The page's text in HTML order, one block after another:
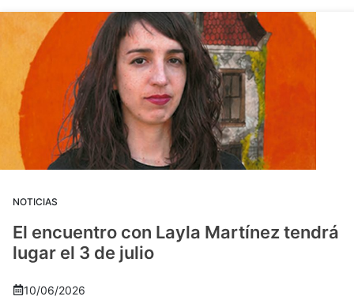
NOTICIAS
El encuentro con Layla Martínez tendrá
lugar el 3 de julio
10/06/2026